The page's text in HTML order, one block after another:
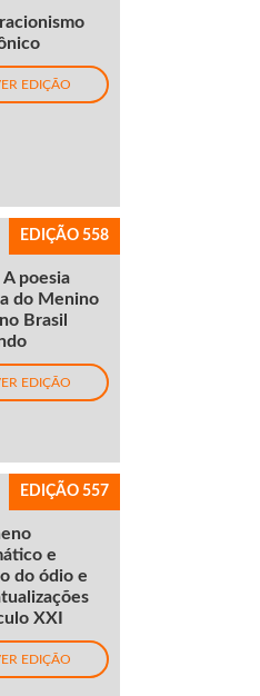
EDIÇÃO
EDIÇÃO 558
A poesia
do Menino
Brasil
EDIÇÃO
EDIÇÃO 557
e
do ódio e
XXI
EDIÇÃO